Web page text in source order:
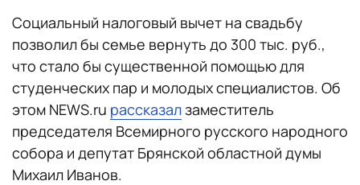
Социальный налоговый вычет на свадьбу
позволил бы семье вернуть до 300 тыс. руб.,
что стало бы существенной помощью для
студенческих пар и молодых специалистов. Об
этом NEWS.ru рассказалзаместитель
председателя Всемирного русского народного
собора и депутат Брянской областной думы
Михаил Иванов.